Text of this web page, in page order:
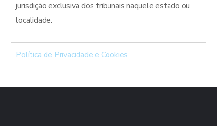
jurisdição exclusiva dos tribunais naquele estado ou
localidade.
Política de Privacidade e Cookies